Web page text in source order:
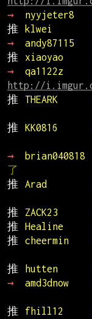
→
nyyjeter8
推
klwei
→
andy87115
推
xiaoyao
→
qa1122z
http://
推
THEARK
推
KK0816
→
brian040818
了
推
Arad
推
ZACK23
推
Healine
推
cheermin
推
hutten
→
amd3dnow
推
fhill12